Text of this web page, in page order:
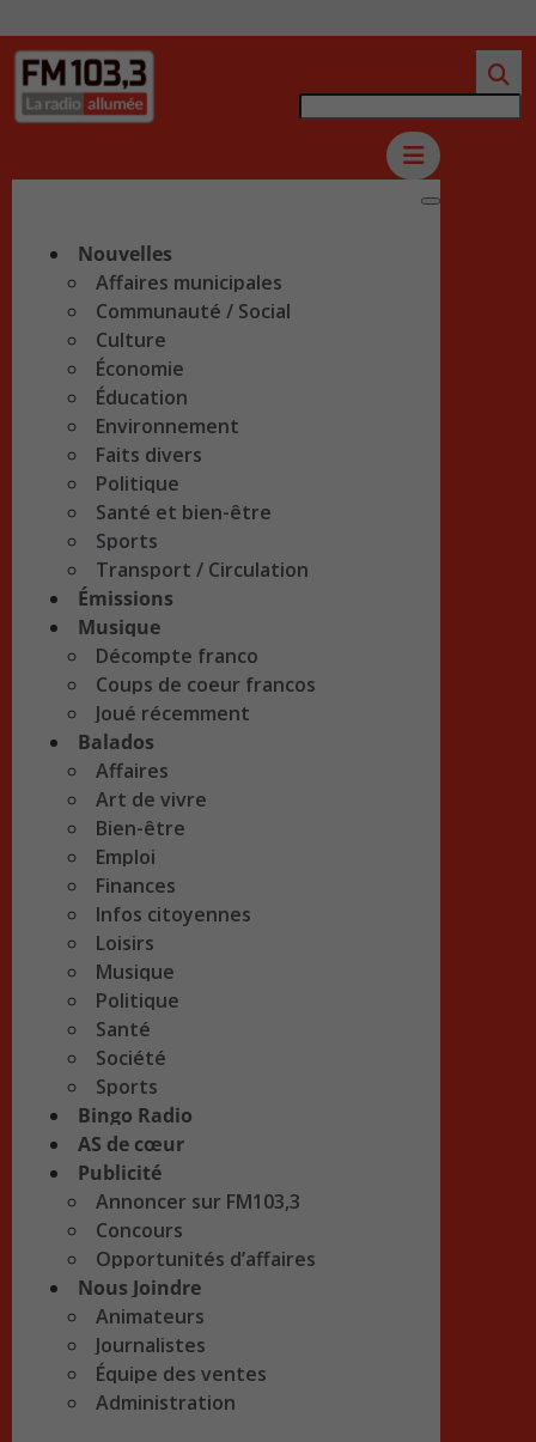
Nouvelles
Affaires municipales
Communauté / Social
Culture
Économie
Éducation
Environnement
Faits divers
Politique
Santé et bien-être
Sports
Transport / Circulation
Émissions
Musique
Décompte franco
Coups de coeur francos
Joué récemment
Balados
Affaires
Art de vivre
Bien-être
Emploi
Finances
Infos citoyennes
Loisirs
Musique
Politique
Santé
Société
Sports
Bingo Radio
AS de cœur
Publicité
Annoncer sur FM103,3
Concours
Opportunités d’affaires
Nous Joindre
Animateurs
Journalistes
Équipe des ventes
Administration